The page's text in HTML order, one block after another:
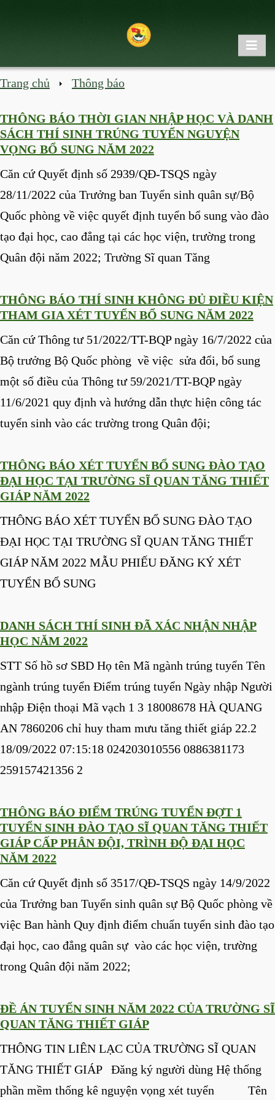
Trang chủ Thông báo
THÔNG BÁO THỜI GIAN NHẬP HỌC VÀ DANH
SÁCH THÍ SINH TRÚNG TUYỂN NGUYỆN
VỌNG BỔ SUNG NĂM 2022
Căn cứ Quyết định số 2939/QĐ-TSQS ngày
28/11/2022 của Trưởng ban Tuyển sinh quân sự/Bộ
Quốc phòng về việc quyết định tuyển bổ sung vào đào
tạo đại học, cao đẳng tại các học viện, trường trong
Quân đội năm 2022; Trường Sĩ quan Tăng
THÔNG BÁO THÍ SINH KHÔNG ĐỦ ĐIỀU KIỆN
THAM GIA XÉT TUYỂN BỔ SUNG NĂM 2022
Căn cứ Thông tư 51/2022/TT-BQP ngày 16/7/2022 của
Bộ trưởng Bộ Quốc phòng về việc sửa đổi, bổ sung
một số điều của Thông tư 59/2021/TT-BQP ngày
11/6/2021 quy định và hướng dẫn thực hiện công tác
tuyển sinh vào các trường trong Quân đội;
THÔNG BÁO XÉT TUYỂN BỔ SUNG ĐÀO TẠO
ĐẠI HỌC TẠI TRƯỜNG SĨ QUAN TĂNG THIẾT
GIÁP NĂM 2022
THÔNG BÁO XÉT TUYỂN BỔ SUNG ĐÀO TẠO
ĐẠI HỌC TẠI TRƯỜNG SĨ QUAN TĂNG THIẾT
GIÁP NĂM 2022 MẪU PHIẾU ĐĂNG KÝ XÉT
TUYỂN BỔ SUNG
DANH SÁCH THÍ SINH ĐÃ XÁC NHẬN NHẬP
HỌC NĂM 2022
STT Số hồ sơ SBD Họ tên Mã ngành trúng tuyển Tên
ngành trúng tuyển Điểm trúng tuyển Ngày nhập Người
nhập Điện thoại Mã vạch 1 3 18008678 HÀ QUANG
AN 7860206 chỉ huy tham mưu tăng thiết giáp 22.2
18/09/2022 07:15:18 024203010556 0886381173
259157421356 2
THÔNG BÁO ĐIỂM TRÚNG TUYỂN ĐỢT 1
TUYỂN SINH ĐÀO TẠO SĨ QUAN TĂNG THIẾT
GIÁP CẤP PHÂN ĐỘI, TRÌNH ĐỘ ĐẠI HỌC
NĂM 2022
Căn cứ Quyết định số 3517/QĐ-TSQS ngày 14/9/2022
của Trưởng ban Tuyển sinh quân sự Bộ Quốc phòng về
việc Ban hành Quy định điểm chuẩn tuyển sinh đào tạo
đại học, cao đẳng quân sự vào các học viện, trường
trong Quân đội năm 2022;
ĐỀ ÁN TUYỂN SINH NĂM 2022 CỦA TRƯỜNG SĨ
QUAN TĂNG THIẾT GIÁP
THÔNG TIN LIÊN LẠC CỦA TRƯỜNG SĨ QUAN
TĂNG THIẾT GIÁP Đăng ký người dùng Hệ thống
phần mềm thống kê nguyện vọng xét tuyển Tên